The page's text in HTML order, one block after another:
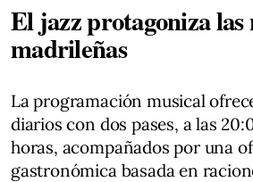
El jazz protagoniza las
madrileñas
La programación musical
diarios con dos pases, a las
horas, acompañados por una
gastronómica basada en